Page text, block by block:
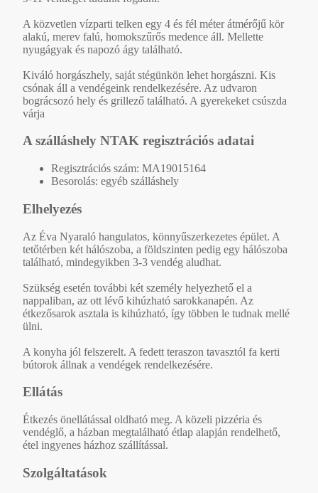
A közvetlen vízparti telken egy 4 és fél méter átmérőjű kör
alakú, merev falú, homokszűrős medence áll. Mellette
nyugágyak és napozó ágy található.
Kiváló horgászhely, saját stégünkön lehet horgászni. Kis
csónak áll a vendégeink rendelkezésére. Az udvaron
bográcsozó hely és grillező található. A gyerekeket csúszda
várja
A szálláshely NTAK regisztrációs adatai
Regisztrációs szám: MA19015164
Besorolás: egyéb szálláshely
Elhelyezés
Az Éva Nyaraló hangulatos, könnyűszerkezetes épület. A
tetőtérben két hálószoba, a földszinten pedig egy hálószoba
található, mindegyikben 3-3 vendég aludhat.
Szükség esetén további két személy helyezhető el a
nappaliban, az ott lévő kihúzható sarokkanapén. Az
étkezősarok asztala is kihúzható, így többen le tudnak mellé
ülni.
A konyha jól felszerelt. A fedett teraszon tavasztól fa kerti
bútorok állnak a vendégek rendelkezésére.
Ellátás
Étkezés önellátással oldható meg. A közeli pizzéria és
vendéglő, a házban megtalálható étlap alapján rendelhető,
étel ingyenes házhoz szállítással.
Szolgáltatások